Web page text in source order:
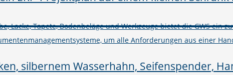
Lacke, Tapete, Bodenbeläge und Werkzeuge bietet die GWS ein
um alle Anforderungen aus einer